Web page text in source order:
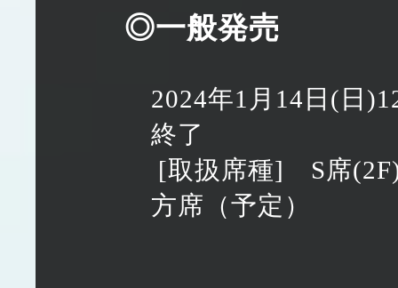
◎一般発売
2024年1月14日(日
終了
[取扱席種] S席
方席（予定）